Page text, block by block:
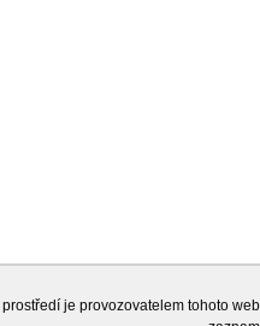
je provozovatelem tohoto